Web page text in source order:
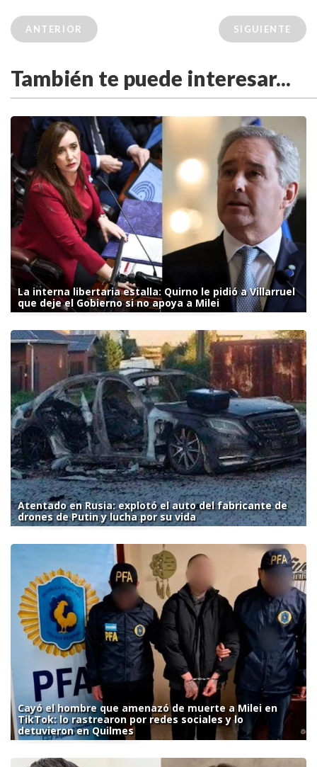
ANTERIOR SIGUIENTE
También te puede interesar...
La interna libertaria estalla: Quirno le pidió a Villarruel
que deje el Gobierno si no apoya a Milei
Atentado en Rusia: explotó el auto del fabricante de
drones de Putin y lucha por su vida
Cayó el hombre que amenazó de muerte a Milei en
TikTok: lo rastrearon por redes sociales y lo
detuvieron en Quilmes